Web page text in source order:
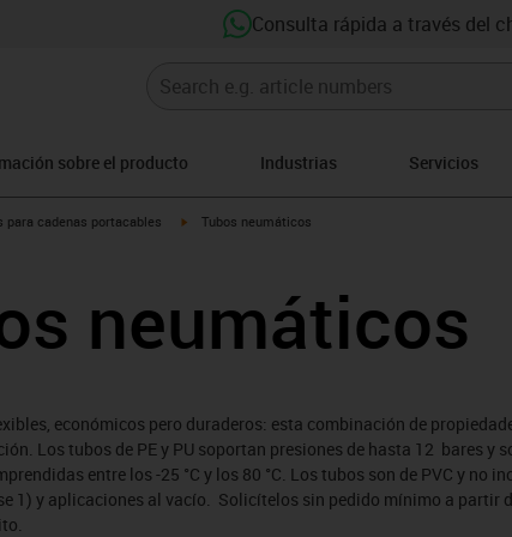
Consulta rápida a través del
sobre el producto Industrias Servicios
arrow-right
para cadenas portacables igus-icon-arrow-right
Tubos neumáticos
neumáticos
económicos pero duraderos: esta combinación de
Los tubos de PE y PU soportan presiones de hasta 12 bares y
entre los -25 °C y los 80 °C. Los tubos son de PVC y no
1) y aplicaciones al vacío. Solicítelos sin pedido mínimo a partir